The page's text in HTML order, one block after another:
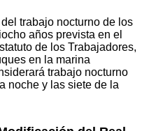
trabajo nocturno de los
años prevista en el
de los Trabajadores,
en la marina
trabajo nocturno
noche y las siete de la